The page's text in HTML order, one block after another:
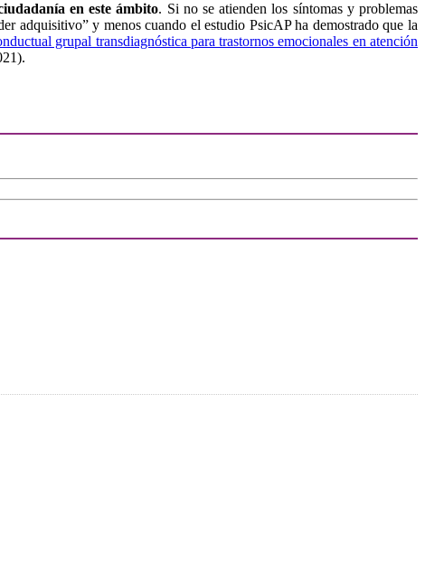
en este ámbito. Si no se atienden los síntomas y problemas
adquisitivo” y menos cuando el estudio PsicAP ha demostrado que la
grupal transdiagnóstica para trastornos emocionales en atención